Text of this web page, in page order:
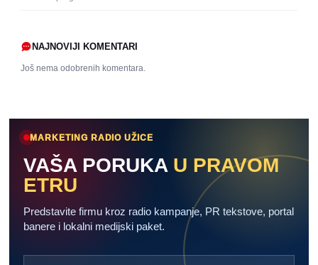
NAJNOVIJI KOMENTARI
Još nema odobrenih komentara.
MARKETING RADIO UŽICE
VAŠA PORUKA U PRAVOM
ETRU
Predstavite firmu kroz radio kampanje, PR tekstove, portal
banere i lokalni medijski paket.